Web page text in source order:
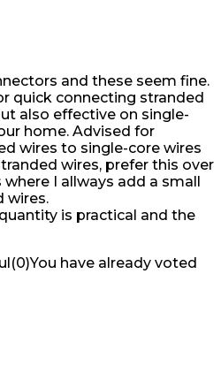
and these seem fine.
quick connecting stranded
also effective on single-
home. Advised for
wires to single-core wires
wires, prefer this over
I allways add a small
wires.
is practical and the
(0)You have already voted